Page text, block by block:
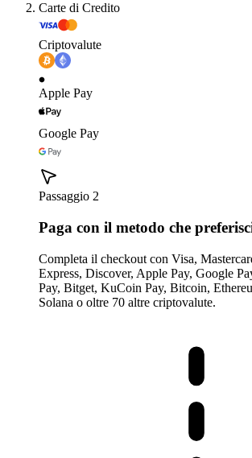
Carte di Credito
Criptovalute
Apple Pay
Google Pay
Passaggio 2
Paga con il metodo che
Completa il checkout con Visa,
Express, Discover, Apple Pay, Google
Pay, Bitget, KuCoin Pay, Bitcoin,
Solana o oltre 70 altre criptovalute.